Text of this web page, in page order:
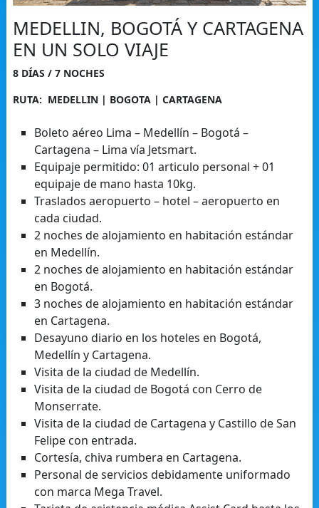
MEDELLIN, BOGOTÁ Y CARTAGENA
EN UN SOLO VIAJE
8 DÍAS / 7 NOCHES
RUTA: MEDELLIN | BOGOTA | CARTAGENA
Boleto aéreo Lima – Medellín – Bogotá –
Cartagena – Lima vía Jetsmart.
Equipaje permitido: 01 articulo personal + 01
equipaje de mano hasta 10kg.
Traslados aeropuerto – hotel – aeropuerto en
cada ciudad.
2 noches de alojamiento en habitación estándar
en Medellín.
2 noches de alojamiento en habitación estándar
en Bogotá.
3 noches de alojamiento en habitación estándar
en Cartagena.
Desayuno diario en los hoteles en Bogotá,
Medellín y Cartagena.
Visita de la ciudad de Medellín.
Visita de la ciudad de Bogotá con Cerro de
Monserrate.
Visita de la ciudad de Cartagena y Castillo de San
Felipe con entrada.
Cortesía, chiva rumbera en Cartagena.
Personal de servicios debidamente uniformado
con marca Mega Travel.